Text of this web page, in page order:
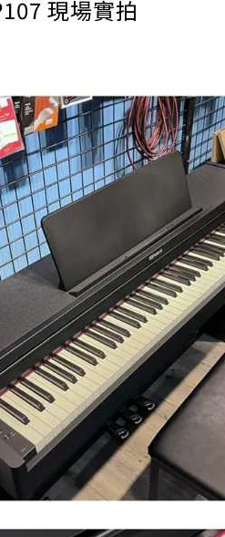
現場實拍